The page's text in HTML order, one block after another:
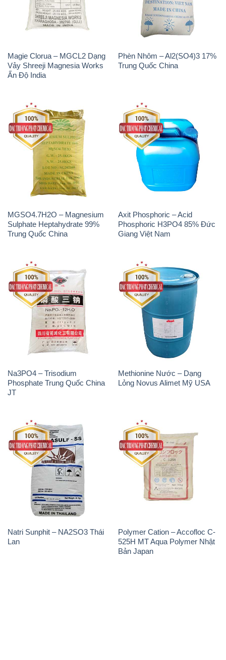
Magie Clorua – MGCL2 Dạng
Vảy Shreeji Magnesia Works
Ấn Độ India
Phèn Nhôm – Al2(SO4)3 17%
Trung Quốc China
MGSO4.7H2O – Magnesium
Sulphate Heptahydrate 99%
Trung Quốc China
Axit Phosphoric – Acid
Phosphoric H3PO4 85% Đức
Giang Việt Nam
Na3PO4 – Trisodium
Phosphate Trung Quốc China
JT
Methionine Nước – Dạng
Lỏng Novus Alimet Mỹ USA
Natri Sunphit – NA2SO3 Thái
Lan
Polymer Cation – Accofloc C-
525H MT Aqua Polymer Nhật
Bản Japan